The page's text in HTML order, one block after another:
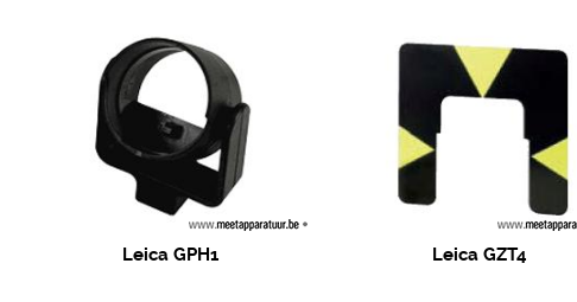
Leica GPH1 Leica GZT4